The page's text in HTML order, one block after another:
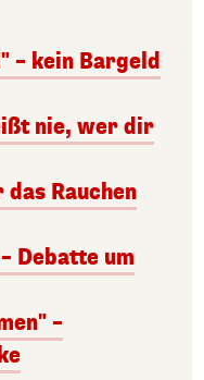
– kein Bargeld
nie, wer dir
Rauchen
Debatte um
–